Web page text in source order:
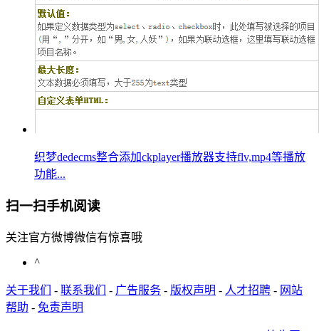
织梦dedecms整合添加ckplayer播放器支持flv,mp4等播放
功能...
扫一扫手机阅读
关注官方微博微信有惊喜哦
^
关于我们 - 联系我们 - 广告服务 - 版权声明 - 人才招聘 - 网站
帮助 - 免责声明